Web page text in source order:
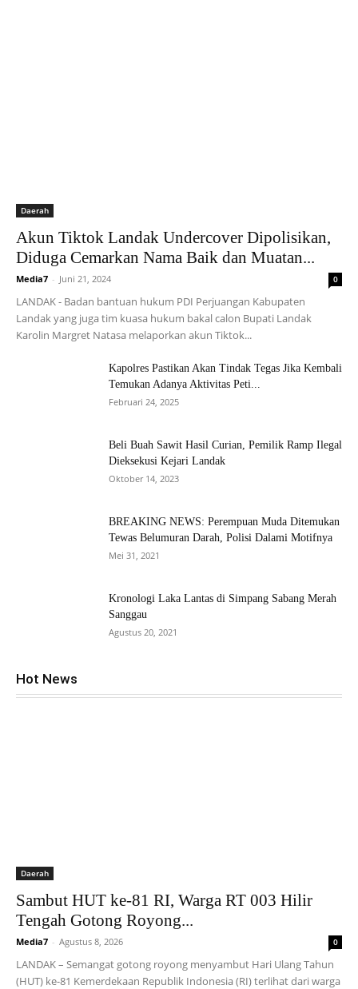
Daerah
Akun Tiktok Landak Undercover Dipolisikan,
Diduga Cemarkan Nama Baik dan Muatan...
Media7 - Juni 21, 2024 0
LANDAK - Badan bantuan hukum PDI Perjuangan Kabupaten
Landak yang juga tim kuasa hukum bakal calon Bupati Landak
Karolin Margret Natasa melaporkan akun Tiktok...
Kapolres Pastikan Akan Tindak Tegas Jika Kembali
Temukan Adanya Aktivitas Peti...
Februari 24, 2025
Beli Buah Sawit Hasil Curian, Pemilik Ramp Ilegal
Dieksekusi Kejari Landak
Oktober 14, 2023
BREAKING NEWS: Perempuan Muda Ditemukan
Tewas Belumuran Darah, Polisi Dalami Motifnya
Mei 31, 2021
Kronologi Laka Lantas di Simpang Sabang Merah
Sanggau
Agustus 20, 2021
Hot News
Daerah
Sambut HUT ke-81 RI, Warga RT 003 Hilir
Tengah Gotong Royong...
Media7 - Agustus 8, 2026 0
LANDAK – Semangat gotong royong menyambut Hari Ulang Tahun
(HUT) ke-81 Kemerdekaan Republik Indonesia (RI) terlihat dari warga